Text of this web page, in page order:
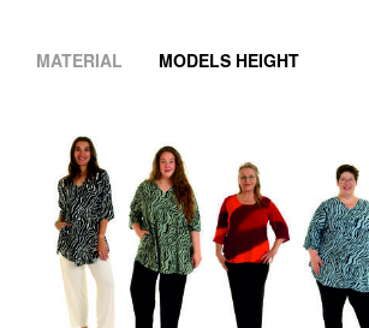
MATERIAL MODELS HEIGHT